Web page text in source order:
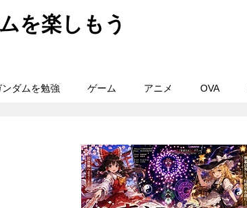
を楽しもう
ンダムを勉強 ゲーム アニメ OVA